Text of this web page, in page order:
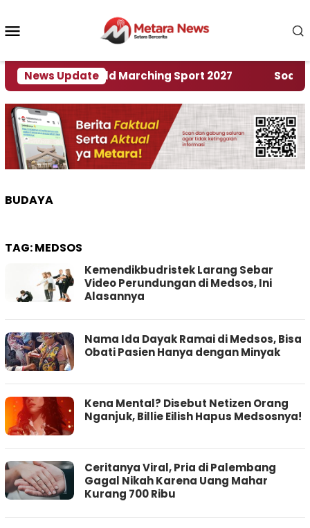
konten
News Update
Rumah World Marching Sport 2027 ‎Soal
BUDAYA
TAG:MEDSOS
Kemendikbudristek Larang Sebar
Video Perundungan di Medsos, Ini
Alasannya
Nama Ida Dayak Ramai di Medsos, Bisa
Obati Pasien Hanya dengan Minyak
Kena Mental? Disebut Netizen Orang
Nganjuk, Billie Eilish Hapus Medsosnya!
Ceritanya Viral, Pria di Palembang
Gagal Nikah Karena Uang Mahar
Kurang 700 Ribu